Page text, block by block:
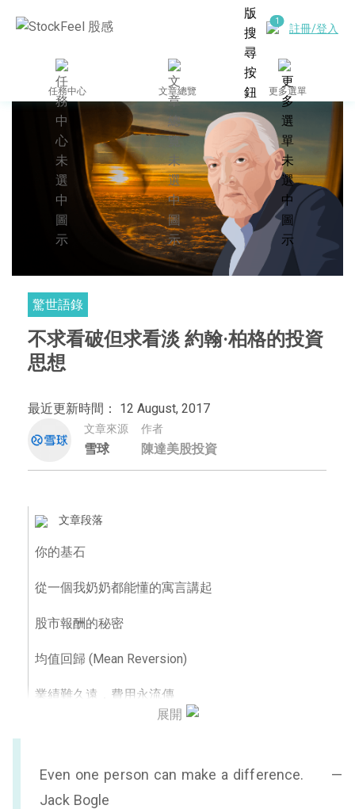
註冊/登入
任務中心 文章總覽 更多選單
驚世語錄
不求看破但求看淡 約翰·柏格的投資
思想
最近更新時間： 12 August, 2017
文章來源
雪球
作者
陳達美股投資
文章段落
你的基石
從一個我奶奶都能懂的寓言講起
股市報酬的秘密
均值回歸 (Mean Reversion)
業績難久遠，費用永流傳
展開
Even one person can make a difference. —
Jack Bogle